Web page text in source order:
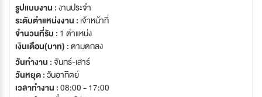
รูปแบบงาน :งานประจำ
ระดับตำแหน่งงาน : เจ้าหน้าที่
จำนวนที่รับ : 1 ตำแหน่ง
เงินเดือน(บาท) :ตามตกลง
วันทำงาน :จันทร์-เสาร์
วันหยุด :วันอาทิตย์
เวลาทำงาน :08:00 - 17:00